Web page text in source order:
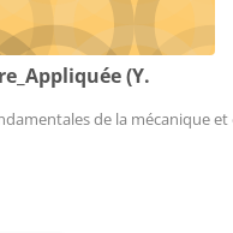
(Y.
de la mécanique